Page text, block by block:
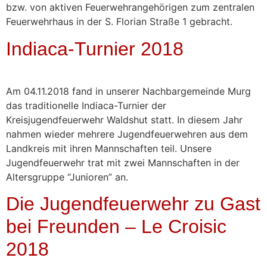
bzw. von aktiven Feuerwehrangehörigen zum zentralen
Feuerwehrhaus in der S. Florian Straße 1 gebracht.
Indiaca-Turnier 2018
Am 04.11.2018 fand in unserer Nachbargemeinde Murg
das traditionelle Indiaca-Turnier der
Kreisjugendfeuerwehr Waldshut statt. In diesem Jahr
nahmen wieder mehrere Jugendfeuerwehren aus dem
Landkreis mit ihren Mannschaften teil. Unsere
Jugendfeuerwehr trat mit zwei Mannschaften in der
Altersgruppe “Junioren” an.
Die Jugendfeuerwehr zu Gast
bei Freunden – Le Croisic
2018